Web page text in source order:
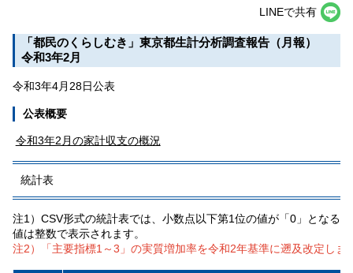
LINEで共有
「都民のくらしむき」東京都生計分析調査報告（月報）
令和3年2月
令和3年4月28日公表
公表概要
令和3年2月の家計収支の概況
統計表
注1）CSV形式の統計表では、小数点以下第1位の値が「0」となる
値は整数で表示されます。
注2）「主要指標1～3」の実質増加率を令和2年基準に遡及改定しま